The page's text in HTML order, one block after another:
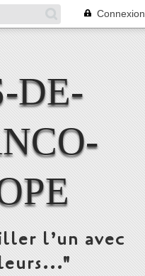
Connexion
DE-
l’un avec